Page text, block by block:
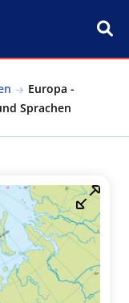
Europa -
Sprachen